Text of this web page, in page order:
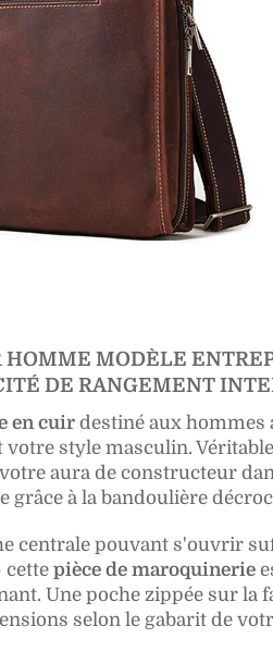
MODÈLE
DE RANGEMENT
en cuir destiné aux hommes
style masculin.
aura de constructeur
grâce à la bandoulière
centrale pouvant s'ouvrir
cette pièce de maroquinerie
Une poche zippée sur la
selon le gabarit de